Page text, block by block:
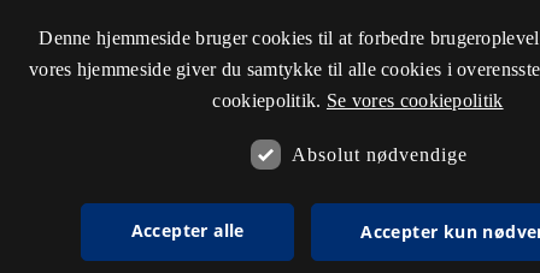
Denne hjemmeside bruger cookies til at forbedre
vores hjemmeside giver du samtykke til alle cookies i
cookiepolitik. Se vores cookiepolitik
Absolut nødvendige
Accepter alle Accepter kun